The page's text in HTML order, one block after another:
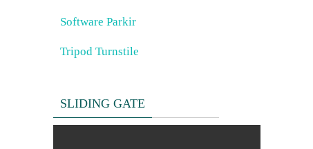
Software Parkir
Tripod Turnstile
SLIDING GATE